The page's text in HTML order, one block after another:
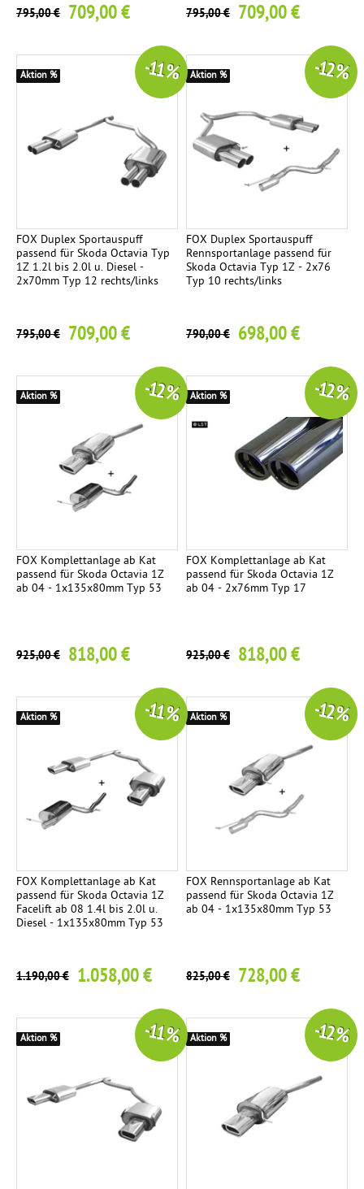
795,00 € 709,00 € 795,00 € 709,00 €
FOX Duplex Sportauspuff
passend für Skoda Octavia Typ
1Z 1.2l bis 2.0l u. Diesel -
2x70mm Typ 12 rechts/links
795,00 € 709,00 €
-11 %
Aktion %
FOX Duplex Sportauspuff
Rennsportanlage passend für
Skoda Octavia Typ 1Z - 2x76
Typ 10 rechts/links
790,00 € 698,00 €
-12 %
Aktion %
FOX Komplettanlage ab Kat
passend für Skoda Octavia 1Z
ab 04 - 1x135x80mm Typ 53
925,00 € 818,00 €
-12 %
Aktion %
FOX Komplettanlage ab Kat
passend für Skoda Octavia 1Z
ab 04 - 2x76mm Typ 17
925,00 € 818,00 €
-12 %
Aktion %
FOX Komplettanlage ab Kat
passend für Skoda Octavia 1Z
Facelift ab 08 1.4l bis 2.0l u.
Diesel - 1x135x80mm Typ 53
1.190,00 € 1.058,00 €
-11 %
Aktion %
FOX Rennsportanlage ab Kat
passend für Skoda Octavia 1Z
ab 04 - 1x135x80mm Typ 53
825,00 € 728,00 €
-12 %
Aktion %
-11 %
Aktion % -12 %
Aktion %